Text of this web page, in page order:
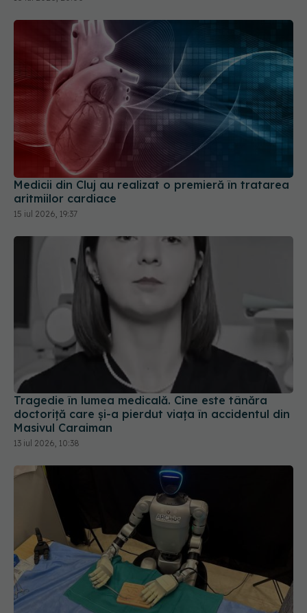
Medicii din Cluj au realizat o premieră în tratarea
aritmiilor cardiace
15 iul 2026, 19:37
Tragedie în lumea medicală. Cine este tânăra
doctoriță care și-a pierdut viața în accidentul din
Masivul Caraiman
13 iul 2026, 10:38